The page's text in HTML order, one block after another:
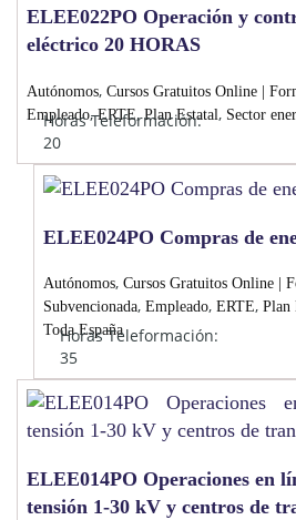
ELEE022PO Operación y
eléctrico 20 HORAS
Autónomos, Cursos Gratuitos Online |
Empleado,ERTE,Plan Estatal, Sector
Horas Teleformación:
20
ELEE024PO Compras de
Autónomos, Cursos Gratuitos Online |
Subvencionada, Empleado, ERTE, Plan
Toda España
Horas Teleformación:
35
ELEE014PO Operaciones en
tensión 1-30 kV y centros de